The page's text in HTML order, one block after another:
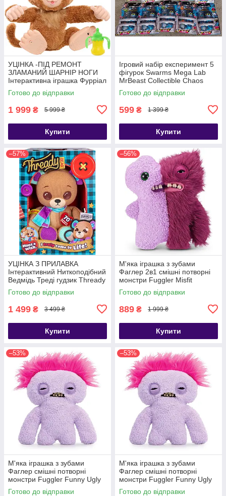
УЦІНКА -ПІД РЕМОНТ
ЗЛАМАНИЙ ШАРНІР НОГИ
Інтерактивна іграшка Фурріал
Мавпочка furReal Peanut
Playful Monkey
Готово до відправки
1 999 ₴ 5 999 ₴
Купити
Ігровий набір експеримент 5
фігурок Swarms Mega Lab
MrBeast Collectible Chaos
Chomper
Готово до відправки
599 ₴ 1 399 ₴
Купити
–57%
УЦІНКА З ПРИЛАВКА
Інтерактивний Ниткоподібний
Ведмідь Треді гудзик Thready
Bear
Готово до відправки
1 499 ₴ 3 499 ₴
Купити
–56%
М'яка іграшка з зубами
Фаглер 2в1 смішні потворні
монстри Fuggler Misfit
Monsters Gaptooth Weirdo
Lilac Red
Готово до відправки
889 ₴ 1 999 ₴
Купити
–53%
М'яка іграшка з зубами
Фаглер смішні потворні
монстри Fuggler Funny Ugly
Monster HairyFugg Squidge
Готово до відправки
–53%
М'яка іграшка з зубами
Фаглер смішні потворні
монстри Fuggler Funny Ugly
Monster HairyFugg Squidge
Готово до відправки